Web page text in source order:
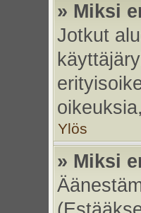
» Miksi
Jotkut
Ylös
» Miksi